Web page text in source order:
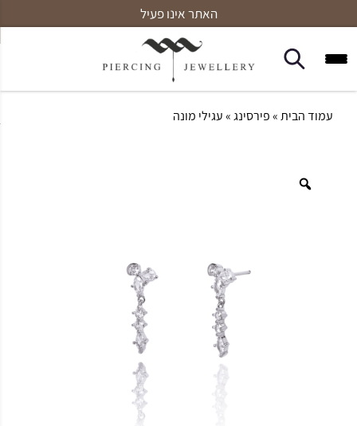
האתר אינו פעיל
עמוד הבית»פירסינג» עגילי מונה